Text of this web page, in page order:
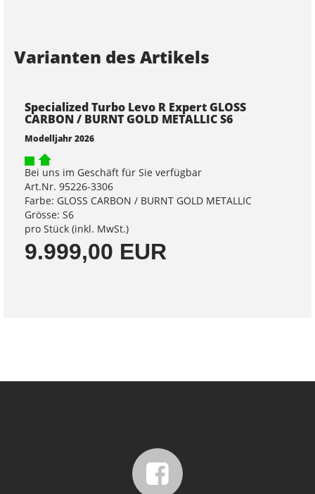
Varianten des Artikels
Specialized Turbo Levo R Expert GLOSS
CARBON / BURNT GOLD METALLIC S6
Modelljahr 2026
Bei uns im Geschäft für Sie verfügbar
Art.Nr. 95226-3306
Farbe: GLOSS CARBON / BURNT GOLD METALLIC
Grösse: S6
pro Stück (inkl. MwSt.)
9.999,00 EUR